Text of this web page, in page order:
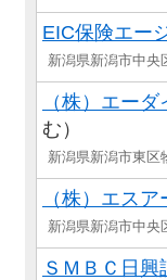
EIC保険エー
新潟県新潟市中
（株）エーダ
む）
新潟県新潟市東
（株）エス
新潟県新潟市中
ＳＭＢＣ日